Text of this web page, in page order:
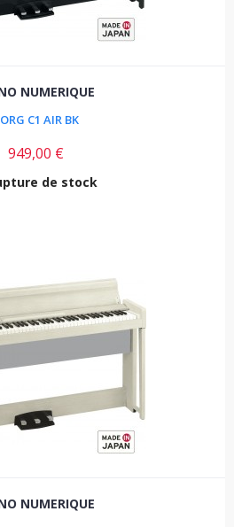
NUMERIQUE
C1 AIR BK
949,00 €
de stock
NUMERIQUE